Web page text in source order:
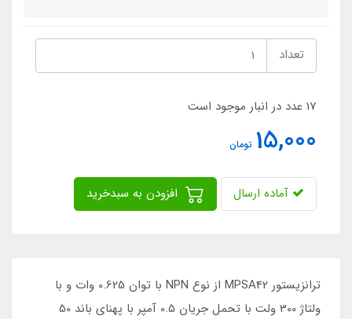
تعداد
17 عدد در انبار موجود است
15,000 تومان
آماده ارسال
ترانزیستور MPSA42 از نوع NPN با توان 0.625 وات و با
ولتاژ 300 ولت با تحمل جریان 0.5 آمپر با پهنای باند 50